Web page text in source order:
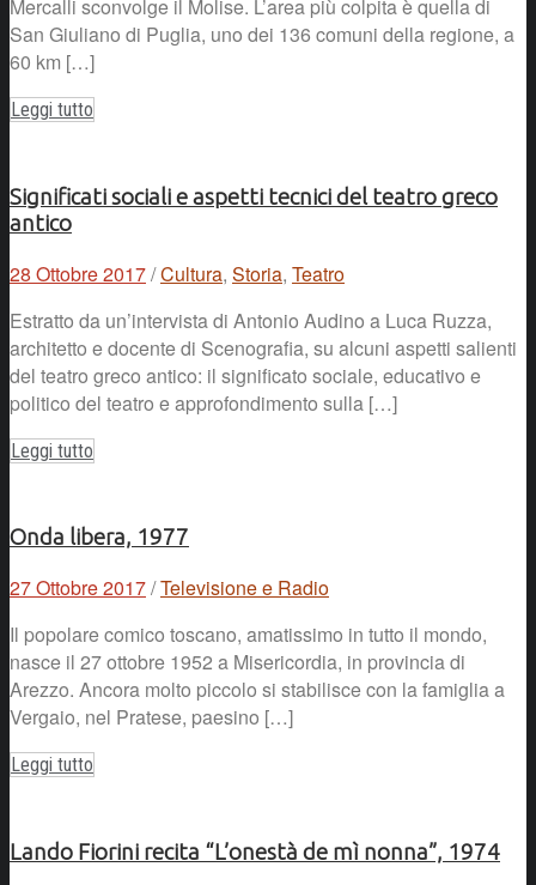
Mercalli sconvolge il Molise. L’area più colpita è quella di
San Giuliano di Puglia, uno dei 136 comuni della regione, a
60 km […]
Leggi tutto
Significati sociali e aspetti tecnici del teatro greco
antico
28 Ottobre 2017/Cultura, Storia, Teatro
Estratto da un’intervista di Antonio Audino a Luca Ruzza,
architetto e docente di Scenografia, su alcuni aspetti salienti
del teatro greco antico: il significato sociale, educativo e
politico del teatro e approfondimento sulla […]
Leggi tutto
Onda libera, 1977
27 Ottobre 2017/Televisione e Radio
Il popolare comico toscano, amatissimo in tutto il mondo,
nasce il 27 ottobre 1952 a Misericordia, in provincia di
Arezzo. Ancora molto piccolo si stabilisce con la famiglia a
Vergaio, nel Pratese, paesino […]
Leggi tutto
Lando Fiorini recita “L’onestà de mì nonna”, 1974